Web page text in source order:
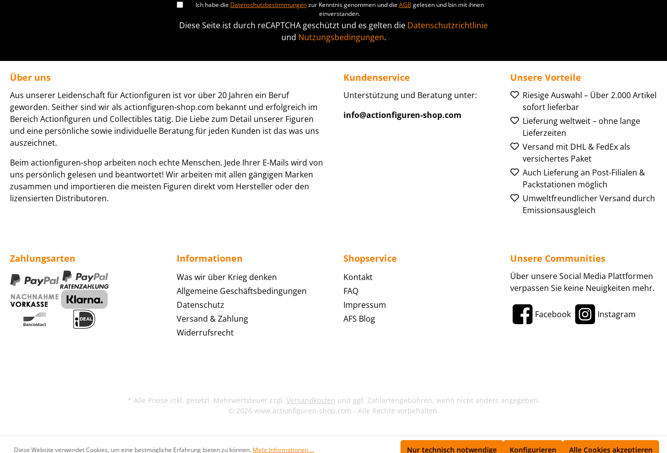
Ich habe die Datenschutzbestimmungenzur Kenntnis genommen und dieAGB gelesen und bin mit ihnen
einverstanden.
Diese Seite ist durch reCAPTCHA geschützt und es gelten die Datenschutzrichtlinie
und Nutzungsbedingungen.
Über uns
Aus unserer Leidenschaft für Actionfiguren ist vor über 20 Jahren ein Beruf
geworden. Seither sind wir als actionfiguren-shop.com bekannt und erfolgreich im
Bereich Actionfiguren und Collectibles tätig. Die Liebe zum Detail unserer Figuren
und eine persönliche sowie individuelle Beratung für jeden Kunden ist das was uns
auszeichnet.
Beim actionfiguren-shop arbeiten noch echte Menschen. Jede Ihrer E-Mails wird von
uns persönlich gelesen und beantwortet! Wir arbeiten mit allen gängigen Marken
zusammen und importieren die meisten Figuren direkt vom Hersteller oder den
lizensierten Distributoren.
Kundenservice
Unterstützung und Beratung unter:
info@actionfiguren-shop.com
Unsere Vorteile
Riesige Auswahl – Über 2.000 Artikel
sofort lieferbar
Lieferung weltweit – ohne lange
Lieferzeiten
Versand mit DHL & FedEx als
versichertes Paket
Auch Lieferung an Post-Filialen &
Packstationen möglich
Umweltfreundlicher Versand durch
Emissionsausgleich
Zahlungsarten Informationen
Was wir über Krieg denken
Allgemeine Geschäftsbedingungen
Datenschutz
Versand & Zahlung
Widerrufsrecht
Shopservice
Kontakt
FAQ
Impressum
AFS Blog
Unsere Communities
Über unsere Social Media Plattformen
verpassen Sie keine Neuigkeiten mehr.
Facebook Instagram
* Alle Preise inkl. gesetzl. Mehrwertsteuer zzgl. Versandkosten und ggf. Zahlartengebühren, wenn nicht anders angegeben.
© 2026 www.actionfiguren-shop.com - Alle Rechte vorbehalten.
Diese Website verwendet Cookies, um eine bestmögliche Erfahrung bieten zu können. Mehr Informationen ... Nur technisch notwendige Konfigurieren Alle Cookies akzeptieren